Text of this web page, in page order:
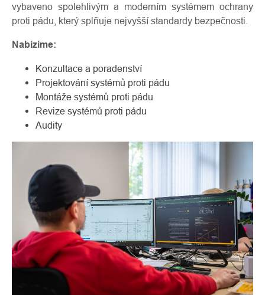
O
vybaveno spolehlivým a moderním systémem ochrany
proti pádu, který splňuje nejvyšší standardy bezpečnosti.
Nabízíme:
Konzultace a poradenství
Projektování systémů proti pádu
Montáže systémů proti pádu
Revize systémů proti pádu
Audity